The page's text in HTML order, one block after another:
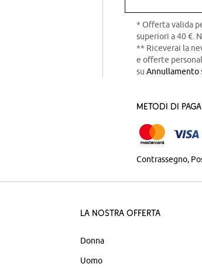
* Offerta valida
superiori a 40 €.
** Riceverai la
e offerte
su Annullamento
Metodi di
Contrassegno
La nostra offerta
Donna
Uomo